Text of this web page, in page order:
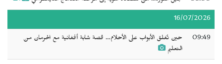
16/07/2026
09:49
حين تُغلق الأبواب على الأحلام… قصة شابة أفغانية مع الحرمان من
التعليم